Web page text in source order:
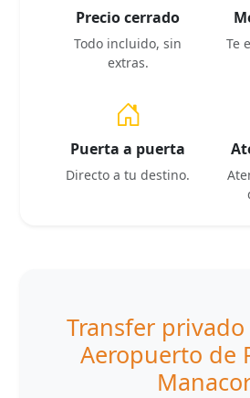
Precio cerrado
Todo incluido, sin
extras.
Te
Puerta a puerta
Directo a tu destino.
Transfer
Aeropuerto de